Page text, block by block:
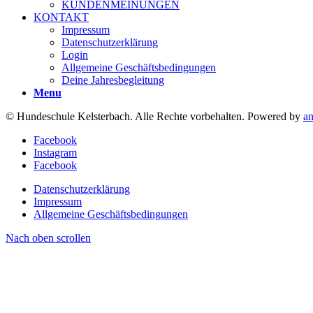
KUNDENMEINUNGEN
KONTAKT
Impressum
Datenschutzerklärung
Login
Allgemeine Geschäftsbedingungen
Deine Jahresbegleitung
Menu
© Hundeschule Kelsterbach. Alle Rechte vorbehalten. Powered by
Facebook
Instagram
Facebook
Datenschutzerklärung
Impressum
Allgemeine Geschäftsbedingungen
Nach oben scrollen